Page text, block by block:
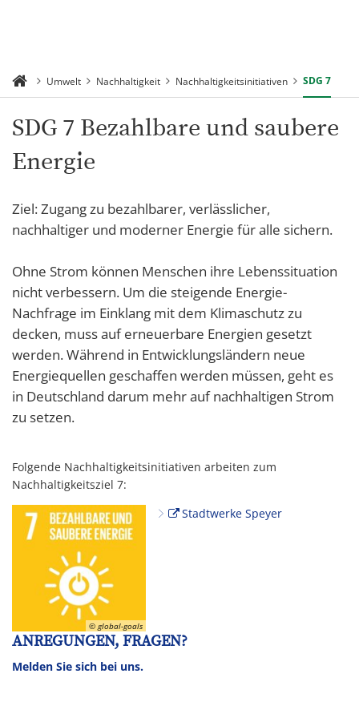
Umwelt Nachhaltigkeit Nachhaltigkeitsinitiativen SDG 7
SDG 7 Bezahlbare und saubere
Energie
Ziel: Zugang zu bezahlbarer, verlässlicher,
nachhaltiger und moderner Energie für alle sichern.
Ohne Strom können Menschen ihre Lebenssituation
nicht verbessern. Um die steigende Energie-
Nachfrage im Einklang mit dem Klimaschutz zu
decken, muss auf erneuerbare Energien gesetzt
werden. Während in Entwicklungsländern neue
Energiequellen geschaffen werden müssen, geht es
in Deutschland darum mehr auf nachhaltigen Strom
zu setzen.
Folgende Nachhaltigkeitsinitiativen arbeiten zum
Nachhaltigkeitsziel 7:
© global-goals
Stadtwerke Speyer
ANREGUNGEN, FRAGEN?
Melden Sie sich bei uns.